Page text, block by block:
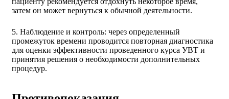
затем он может вернуться к обычной деятельности.
5. Наблюдение и контроль: через определенный
промежуток времени проводится повторная диагностика
для оценки эффективности проведенного курса УВТ и
принятия решения о необходимости дополнительных
процедур.